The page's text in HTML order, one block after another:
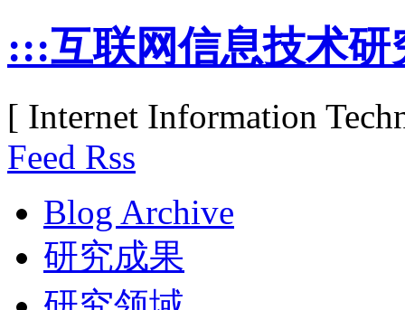
:::互联网信息技术
[ Internet Information
Feed Rss
Blog Archive
研究成果